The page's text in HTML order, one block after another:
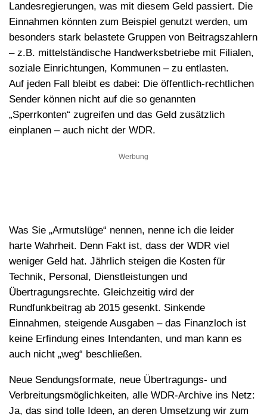
Landesregierungen, was mit diesem Geld passiert. Die
Einnahmen könnten zum Beispiel genutzt werden, um
besonders stark belastete Gruppen von Beitragszahlern
– z.B. mittelständische Handwerksbetriebe mit Filialen,
soziale Einrichtungen, Kommunen – zu entlasten.
Auf jeden Fall bleibt es dabei: Die öffentlich-rechtlichen
Sender können nicht auf die so genannten
„Sperrkonten“ zugreifen und das Geld zusätzlich
einplanen – auch nicht der WDR.
Werbung
Was Sie „Armutslüge“ nennen, nenne ich die leider
harte Wahrheit. Denn Fakt ist, dass der WDR viel
weniger Geld hat. Jährlich steigen die Kosten für
Technik, Personal, Dienstleistungen und
Übertragungsrechte. Gleichzeitig wird der
Rundfunkbeitrag ab 2015 gesenkt. Sinkende
Einnahmen, steigende Ausgaben – das Finanzloch ist
keine Erfindung eines Intendanten, und man kann es
auch nicht „weg“ beschließen.
Neue Sendungsformate, neue Übertragungs- und
Verbreitungsmöglichkeiten, alle WDR-Archive ins Netz:
Ja, das sind tolle Ideen, an deren Umsetzung wir zum